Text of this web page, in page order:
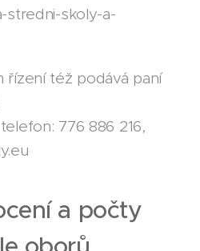
stredni-skoly-a-
řízení též podává paní
776 886 216,
a počty